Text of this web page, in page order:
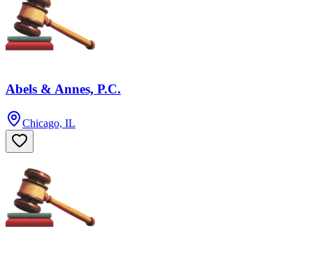
Abels & Annes, P.C.
Chicago, IL